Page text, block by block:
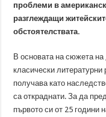
проблеми в
разглеждащи
обстоятелствата.
В основата на сюжета на
класически литературни
получава като
са откраднати. За да
първото си от 25 години